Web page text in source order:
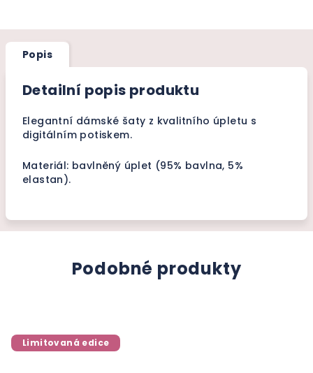
Popis
Detailní popis produktu
Elegantní dámské šaty z kvalitního úpletu s
digitálním potiskem.
Materiál: bavlněný úplet (95% bavlna, 5%
elastan).
Podobné produkty
Limitovaná edice